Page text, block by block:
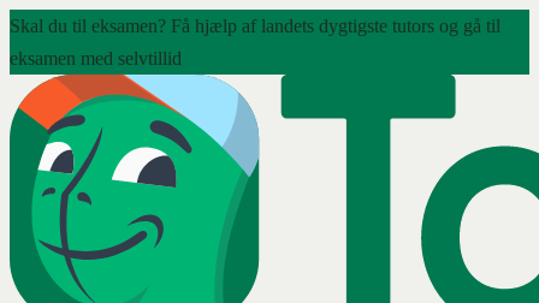
Skal du til eksamen? Få hjælp af landets dygtigste tutors og gå til
eksamen med selvtillid